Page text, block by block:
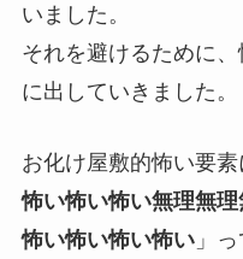
いました。
それを避けるために
に出していきました。
お化け屋敷的怖い要
怖い怖い怖い無理無
怖い怖い怖い怖い」っ